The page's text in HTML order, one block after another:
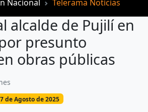
Nacional Telerama Noticias
alcalde de Pujilí en
presunto
obras públicas
de Agosto de 2025